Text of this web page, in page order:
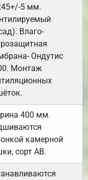
5 мм.
Влаго-
Ондутис
Монтаж
400 мм.
камерной
сорт АВ.